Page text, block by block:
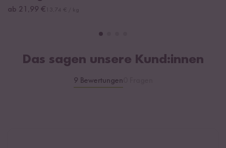
ab 21,99 €
Das sagen unsere Kund:innen
9 Bewertungen